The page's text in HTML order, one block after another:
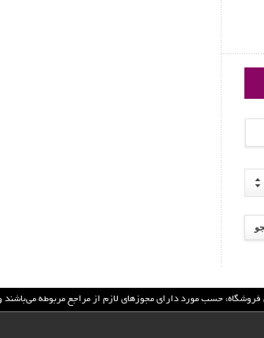
فروشگاه، حسب مورد داراي مجوزهاي لازم از مراجع مربوطه